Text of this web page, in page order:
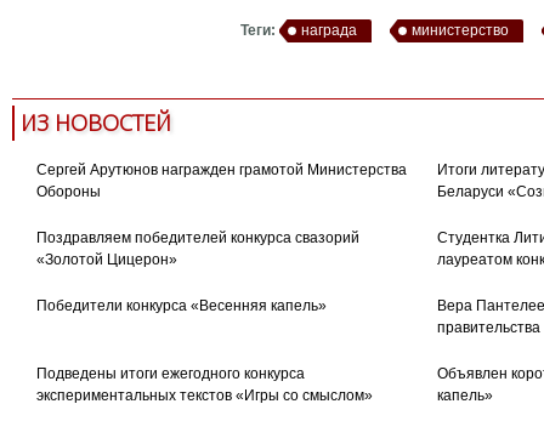
Теги: награда министерство
ИЗ НОВОСТЕЙ
Сергей Арутюнов награжден грамотой Министерства
Обороны
Итоги
Беларуси
Поздравляем победителей конкурса свазорий
«Золотой Цицерон»
Студентка
лауреатом
Победители конкурса «Весенняя капель»
Вера
Подведены итоги ежегодного конкурса
экспериментальных текстов «Игры со смыслом»
Объявлен
капель»